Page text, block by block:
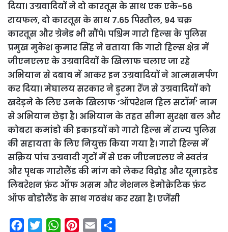
दिया। उग्रवादियों ने दो कारतूस के साथ एक एके-56
रायफल, दो कारतूस के साथ 7.65 पिस्तौल, 94 चक्र
कारतूस और ग्रेनेड भी सौंपे। पश्चिम गारो हिल्स के पुलिस
प्रमुख मुकेश कुमार सिंह ने बताया कि गारो हिल्स क्षेत्र में
जीएनएलए के उग्रवादियों के खिलाफ चलाए जा रहे
अभियान से दबाव में आकर इन उग्रवादियों ने आत्मसमर्पण
कर दिया। मेघालय सरकार ने डुरमा रेंज से उग्रवादियों को
खदेड़ने के लिए उनके खिलाफ ‘ऑपरेशन हिल सटॉर्म’ नाम
से अभियान छेड़ा है। अभियान के तहत सीमा सुरक्षा बल और
कोबरा कमांडो की इकाइयों को गारो हिल्स में राज्य पुलिस
की सहायता के लिए नियुक्त किया गया है। गारो हिल्स में
सक्रिय पांच उग्रवादी गुटों में से एक जीएनएलए ने स्वतंत्र
और पृथक गारोलैंड की मांग को लेकर विद्रोह और यूनाइटेड
लिबरेशन फ्रंट ऑफ असम और नेशनल डेमोक्रेटिक फ्रंट
ऑफ बोडोलैंड के साथ गठबंध कर रखा है। एजेंसी
W